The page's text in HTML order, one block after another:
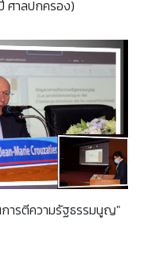
ศาลปกครอง)
ารตีความรัฐธรรมนูญ"